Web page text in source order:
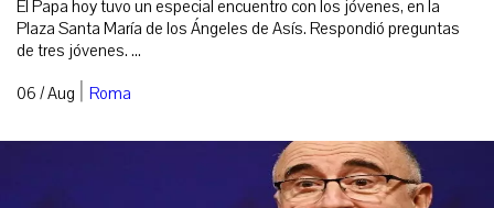
El Papa hoy tuvo un especial encuentro con los jóvenes, en la
Plaza Santa María de los Ángeles de Asís. Respondió preguntas
de tres jóvenes. ...
06 / Aug | Roma